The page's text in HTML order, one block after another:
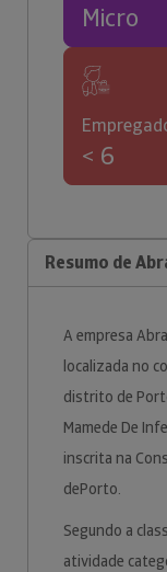
Micro
< 6
Resumo de
A empresa
localizada no
distrito de
Mamede De
inscrita na
dePorto.
Segundo a
atividade